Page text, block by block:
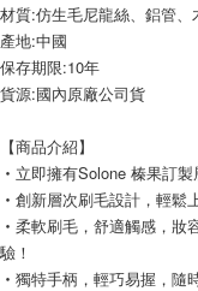
每筆NT$120，滿
材質:仿生毛尼龍絲、鋁管、
產地:中國
保存期限:10年
貨源:國內原廠公司貨
【商品介紹】
‧立即擁有Solone 榛果訂
‧創新層次刷毛設計，輕鬆
‧柔軟刷毛，舒適觸感，妝
驗！
‧獨特手柄，輕巧易握，隨